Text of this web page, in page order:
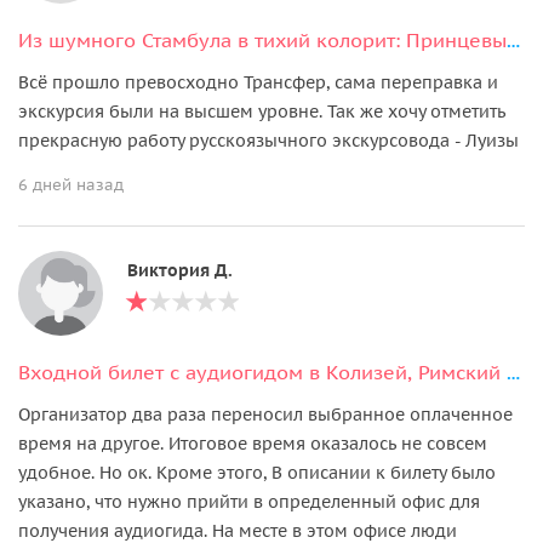
Из шумного Стамбула в тихий колорит: Принцевы острова с маршрутом на выбор
Всё прошло превосходно Трансфер, сама переправка и
экскурсия были на высшем уровне. Так же хочу отметить
прекрасную работу русскоязычного экскурсовода - Луизы
6 дней назад
Виктория Д.
Входной билет с аудиогидом в Колизей, Римский форум и на Палатинский холм
Организатор два раза переносил выбранное оплаченное
время на другое. Итоговое время оказалось не совсем
удобное. Но ок. Кроме этого, В описании к билету было
указано, что нужно прийти в определенный офис для
получения аудиогида. На месте в этом офисе люди